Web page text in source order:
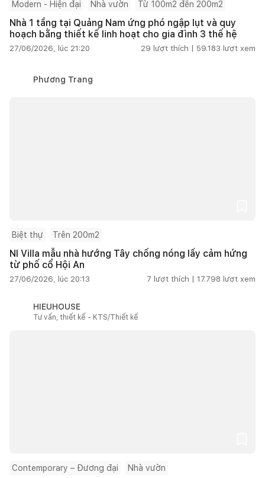
Modern - Hiện đại Nhà vườn Từ 100m2 đến 200m2
Nhà 1 tầng tại Quảng Nam ứng phó ngập lụt và quy
hoạch bằng thiết kế linh hoạt cho gia đình 3 thế hệ
27/06/2026, lúc 21:20 29 lượt thích | 59.183 lượt xem
Phương Trang
Biệt thự Trên 200m2
NI Villa mẫu nhà hướng Tây chống nóng lấy cảm hứng
từ phố cổ Hội An
27/06/2026, lúc 20:13 7 lượt thích | 17.798 lượt xem
HIEUHOUSE
Tư vấn, thiết kế - KTS/Thiết kế
Contemporary – Đương đại Nhà vườn